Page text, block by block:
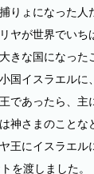
りょになった人
ヤが世界でいち
きな国になった
国イスラエルに
であったら、主
神さまのことな
王にイスラエル
を渡しました。